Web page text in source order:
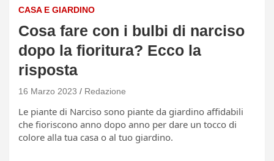
CASA E GIARDINO
Cosa fare con i bulbi di narciso
dopo la fioritura? Ecco la
risposta
16 Marzo 2023 Redazione
Le piante di Narciso sono piante da giardino affidabili
che fioriscono anno dopo anno per dare un tocco di
colore alla tua casa o al tuo giardino.